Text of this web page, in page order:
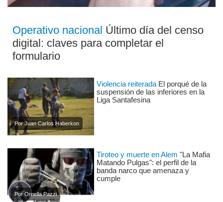
Operativo nacional Último día del censo
digital: claves para completar el
formulario
Por Juan Carlos Haberkon
Violencia reiterada El porqué de la
suspensión de las inferiores en la
Liga Santafesina
Por Ornella Pazzi
Tiroteo y muerte en Alem "La Mafia
Matando Pulgas": el perfil de la
banda narco que amenaza y
cumple